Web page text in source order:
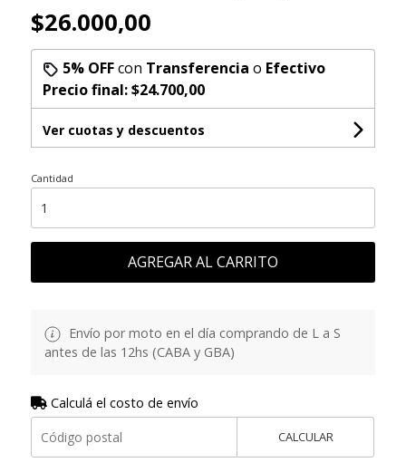
$26.000,00
5% OFFcon Transferencia o Efectivo
Precio final:$24.700,00
Ver cuotas y descuentos
Cantidad
AGREGAR AL CARRITO
Envío por moto en el día comprando de L a S
antes de las 12hs (CABA y GBA)
Calculá el costo de envío
CALCULAR